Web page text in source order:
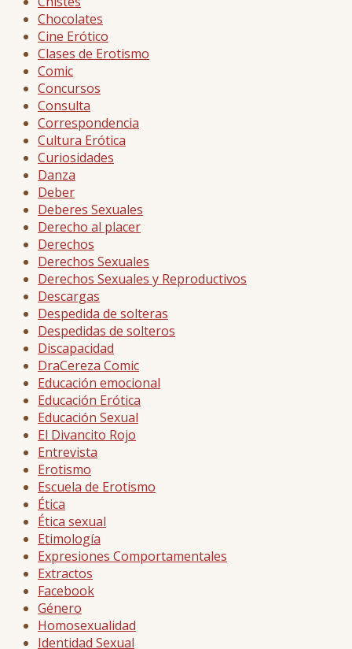
Chocolates
Cine Erótico
Clases de Erotismo
Comic
Concursos
Consulta
Correspondencia
Cultura Erótica
Curiosidades
Danza
Deber
Deberes Sexuales
Derecho al placer
Derechos
Derechos Sexuales
Derechos Sexuales y Reproductivos
Descargas
Despedida de solteras
Despedidas de solteros
Discapacidad
DraCereza Comic
Educación emocional
Educación Erótica
Educación Sexual
El Divancito Rojo
Entrevista
Erotismo
Escuela de Erotismo
Ética
Ética sexual
Etimología
Expresiones Comportamentales
Extractos
Facebook
Género
Homosexualidad
Identidad Sexual